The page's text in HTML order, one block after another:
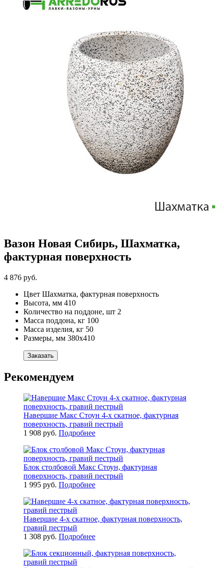
Вазон Новая Сибирь, Шахматка,
фактурная поверхность
4 876 руб.
Цвет Шахматка, фактурная поверхность
Высота, мм 410
Количество на поддоне, шт 2
Масса поддона, кг 100
Масса изделия, кг 50
Размеры, мм 380х410
Заказать
Рекомендуем
Навершие Макс Стоун 4-х скатное, фактурная
поверхность, гравий пестрый
1 908 руб. Подробнее
Блок столбовой Макс Стоун, фактурная
поверхность, гравий пестрый
1 995 руб. Подробнее
Навершие 4-x скатное, фактурная поверхность,
гравий пестрый
1 308 руб. Подробнее